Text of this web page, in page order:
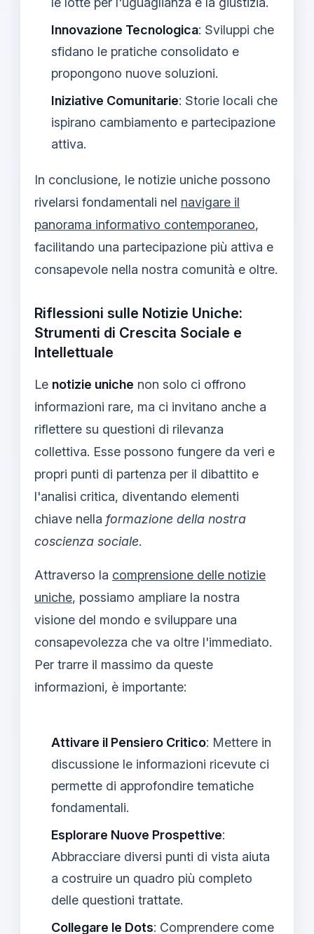
Innovazione Tecnologica: Sviluppi che
sfidano le pratiche consolidato e
propongono nuove soluzioni.
Iniziative Comunitarie: Storie locali che
ispirano cambiamento e partecipazione
attiva.
In conclusione, le notizie uniche possono
rivelarsi fondamentali nel navigare il
panorama informativo contemporaneo,
facilitando una partecipazione più attiva e
consapevole nella nostra comunità e oltre.
Riflessioni sulle Notizie Uniche:
Strumenti di Crescita Sociale e
Intellettuale
Le notizie uniche non solo ci offrono
informazioni rare, ma ci invitano anche a
riflettere su questioni di rilevanza
collettiva. Esse possono fungere da veri e
propri punti di partenza per il dibattito e
l'analisi critica, diventando elementi
chiave nella formazione della nostra
coscienza sociale.
Attraverso la comprensione delle notizie
uniche, possiamo ampliare la nostra
visione del mondo e sviluppare una
consapevolezza che va oltre l'immediato.
Per trarre il massimo da queste
informazioni, è importante:
Attivare il Pensiero Critico: Mettere in
discussione le informazioni ricevute ci
permette di approfondire tematiche
fondamentali.
Esplorare Nuove Prospettive:
Abbracciare diversi punti di vista aiuta
a costruire un quadro più completo
delle questioni trattate.
Collegare le Dots: Comprendere come